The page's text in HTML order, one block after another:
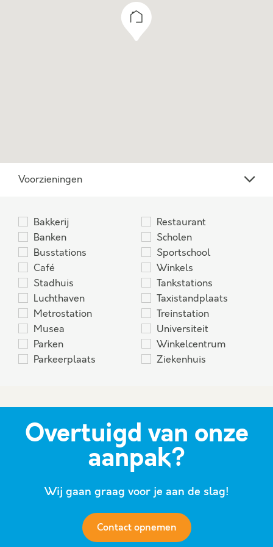
Voorzieningen
Bakkerij
Banken
Busstations
Café
Stadhuis
Luchthaven
Metrostation
Musea
Parken
Parkeerplaats
Restaurant
Scholen
Sportschool
Winkels
Tankstations
Taxistandplaats
Treinstation
Universiteit
Winkelcentrum
Ziekenhuis
Overtuigd van onze
aanpak?
Wij gaan graag voor je aan de slag!
Contact opnemen